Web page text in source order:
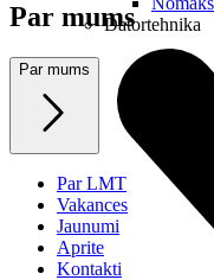
Datortehnika
Par mums
Par mums
Par LMT
Vakances
Jaunumi
Aprite
Kontakti